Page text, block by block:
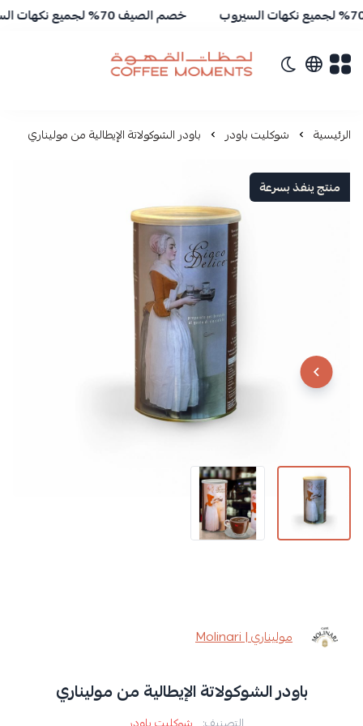
خصم الصيف 70% لجميع نكهات السيروب
تبديل الوضع الداكن
لحظات القهوة | Coffee Moments
الرئيسية شوكليت باودر باودر الشوكولاتة الإيطالية من موليناري
منتج ينفذ بسرعة
موليناري | Molinari
باودر الشوكولاتة الإيطالية من موليناري